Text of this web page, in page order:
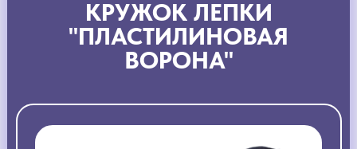
КРУЖОК ЛЕПКИ
"ПЛАСТИЛИНОВАЯ
ВОРОНА"